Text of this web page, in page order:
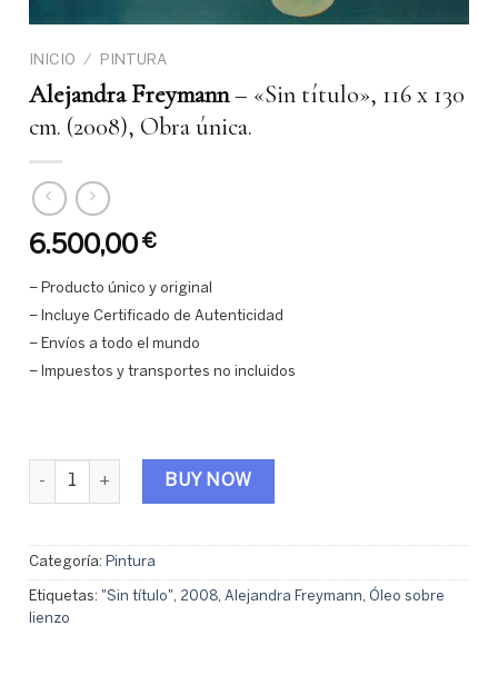
INICIO / PINTURA
Alejandra Freymann– «Sin título», 116 x 130
cm. (2008), Obra única.
6.500,00 €
– Producto único y original
– Incluye Certificado de Autenticidad
– Envíos a todo el mundo
– Impuestos y transportes no incluidos
Alejandra Freymann - "Sin título", 116 x 130 cm. (2008), Obra
BUY NOW
Categoría: Pintura
Etiquetas: "Sin título", 2008,Alejandra Freymann, Óleo sobre
lienzo